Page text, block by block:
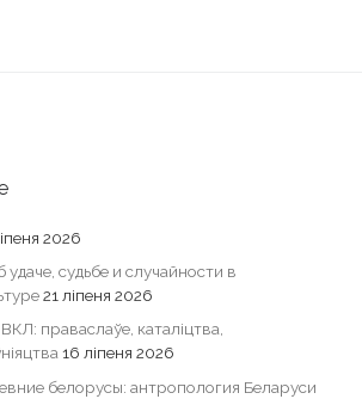
2026
судьбе и случайности в
21 ліпеня 2026
праваслаўе, каталіцтва,
16 ліпеня 2026
белорусы: антропология Беларуси